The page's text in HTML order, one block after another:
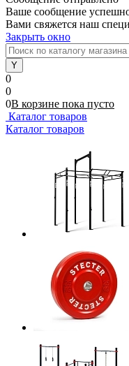
Ваше сообщение
Вами свяжется наш
Закрыть окно
0
0
0В корзине пока пусто
Каталог товаров
Каталог товаров